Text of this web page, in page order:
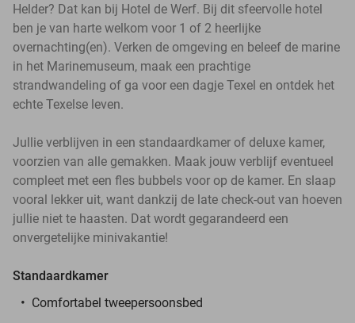
Helder? Dat kan bij Hotel de Werf. Bij dit sfeervolle hotel
ben je van harte welkom voor 1 of 2 heerlijke
overnachting(en). Verken de omgeving en beleef de marine
in het Marinemuseum, maak een prachtige
strandwandeling of ga voor een dagje Texel en ontdek het
echte Texelse leven.
Jullie verblijven in een standaardkamer of deluxe kamer,
voorzien van alle gemakken. Maak jouw verblijf eventueel
compleet met een fles bubbels voor op de kamer. En slaap
vooral lekker uit, want dankzij de late check-out van hoeven
jullie niet te haasten. Dat wordt gegarandeerd een
onvergetelijke minivakantie!
Standaardkamer
Comfortabel tweepersoonsbed